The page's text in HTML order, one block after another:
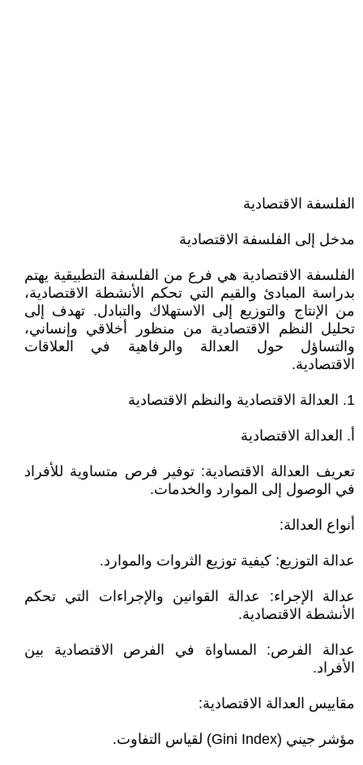
الفلسفة الاقتصادية
مدخل إلى الفلسفة الاقتصادية
الفلسفة الاقتصادية هي فرع من الفلسفة التطبيقية يهتم
بدراسة المبادئ والقيم التي تحكم الأنشطة الاقتصادية،
من الإنتاج والتوزيع إلى الاستهلاك والتبادل. تهدف إلى
تحليل النظم الاقتصادية من منظور أخلاقي وإنساني،
والتساؤل حول العدالة والرفاهية في العلاقات
الاقتصادية.
1. العدالة الاقتصادية والنظم الاقتصادية
أ. العدالة الاقتصادية
تعريف العدالة الاقتصادية: توفير فرص متساوية للأفراد
في الوصول إلى الموارد والخدمات.
أنواع العدالة:
عدالة التوزيع: كيفية توزيع الثروات والموارد.
عدالة الإجراء: عدالة القوانين والإجراءات التي تحكم
الأنشطة الاقتصادية.
عدالة الفرص: المساواة في الفرص الاقتصادية بين
الأفراد.
مقاييس العدالة الاقتصادية:
مؤشر جيني (Gini Index) لقياس التفاوت.